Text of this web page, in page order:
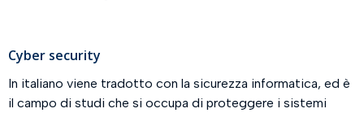
Cyber security
In italiano viene tradotto con la sicurezza informatica, ed è
il campo di studi che si occupa di proteggere i sistemi